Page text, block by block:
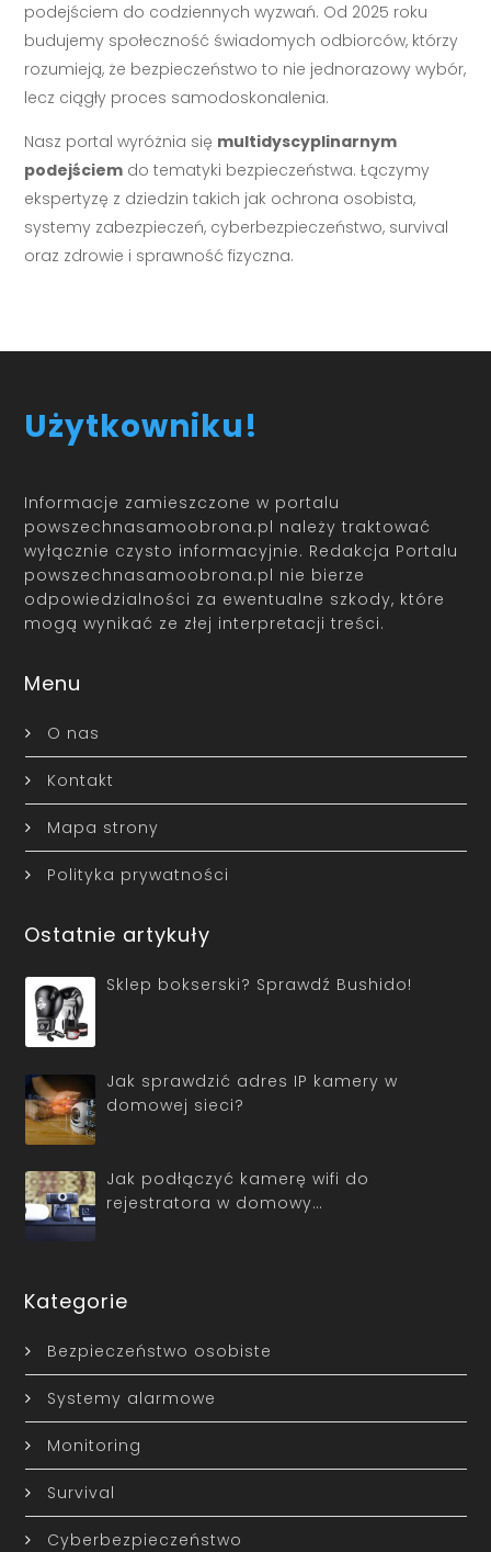
podejściem do codziennych wyzwań. Od 2025 roku
budujemy społeczność świadomych odbiorców, którzy
rozumieją, że bezpieczeństwo to nie jednorazowy wybór,
lecz ciągły proces samodoskonalenia.
Nasz portal wyróżnia się multidyscyplinarnym
podejściem do tematyki bezpieczeństwa. Łączymy
ekspertyzę z dziedzin takich jak ochrona osobista,
systemy zabezpieczeń, cyberbezpieczeństwo, survival
oraz zdrowie i sprawność fizyczna.
Użytkowniku!
Informacje zamieszczone w portalu
powszechnasamoobrona.pl należy traktować
wyłącznie czysto informacyjnie. Redakcja Portalu
powszechnasamoobrona.pl nie bierze
odpowiedzialności za ewentualne szkody, które
mogą wynikać ze złej interpretacji treści.
Menu
O nas
Kontakt
Mapa strony
Polityka prywatności
Ostatnie artykuły
Sklep bokserski? Sprawdź Bushido!
Jak sprawdzić adres IP kamery w
domowej sieci?
Jak podłączyć kamerę wifi do
rejestratora w domowy…
Kategorie
Bezpieczeństwo osobiste
Systemy alarmowe
Monitoring
Survival
Cyberbezpieczeństwo